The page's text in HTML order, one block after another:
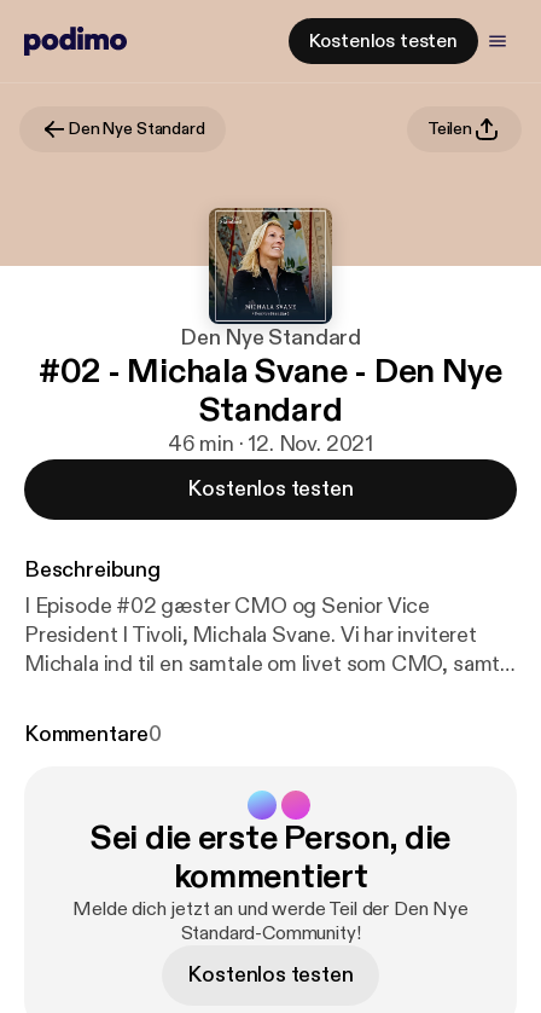
Kostenlos testen
Den Nye Standard Teilen
Den Nye Standard
#02 - Michala Svane - Den Nye
Standard
46 min · 12. Nov. 2021
Kostenlos testen
Beschreibung
I Episode #02 gæster CMO og Senior Vice
President I Tivoli, Michala Svane. Vi har inviteret
Michala ind til en samtale om livet som CMO, samt
er at drive og udvikle digitaliseringen i Danmarks
www.dennyestandard.dk/michala-svane
Kommentare0
Sei die erste Person, die
kommentiert
Melde dich jetzt an und werde Teil der Den Nye
Standard-Community!
Kostenlos testen